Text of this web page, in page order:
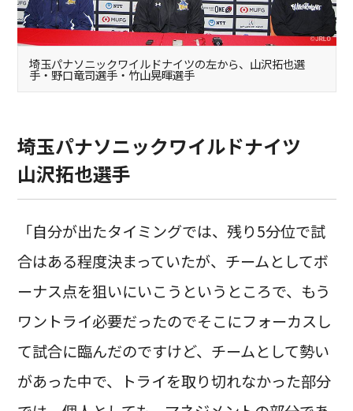
埼玉パナソニックワイルドナイツの左から、山沢拓也選
手・野口竜司選手・竹山晃暉選手
埼玉パナソニックワイルドナイツ
山沢拓也選手
「自分が出たタイミングでは、残り5分位で試
合はある程度決まっていたが、チームとしてボ
ーナス点を狙いにいこうというところで、もう
ワントライ必要だったのでそこにフォーカスし
て試合に臨んだのですけど、チームとして勢い
があった中で、トライを取り切れなかった部分